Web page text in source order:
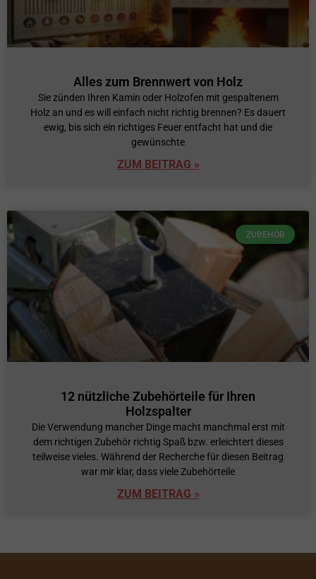
Alles zum Brennwert von Holz
Sie zünden Ihren Kamin oder Holzofen mit gespaltenem
Holz an und es will einfach nicht richtig brennen? Es dauert
ewig, bis sich ein richtiges Feuer entfacht hat und die
gewünschte
ZUM BEITRAG »
ZUBEHÖR
12 nützliche Zubehörteile für Ihren
Holzspalter
Die Verwendung mancher Dinge macht manchmal erst mit
dem richtigen Zubehör richtig Spaß bzw. erleichtert dieses
teilweise vieles. Während der Recherche für diesen Beitrag
war mir klar, dass viele Zubehörteile
ZUM BEITRAG »